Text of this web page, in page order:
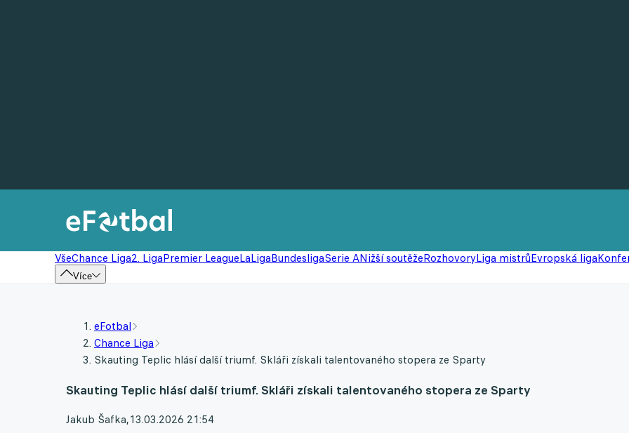
VšeChance Liga2. LigaPremier LeagueLaLigaBundesligaSerie ANižší soutěžeRozhovoryLiga mistrůEvropská liga
Více
eFotbal
Chance Liga
Skauting Teplic hlásí další triumf. Skláři získali talentovaného stopera ze Sparty
Skauting Teplic hlásí další triumf. Skláři získali talentovaného stopera ze Sparty
Jakub Šafka,13.03.2026 21:54